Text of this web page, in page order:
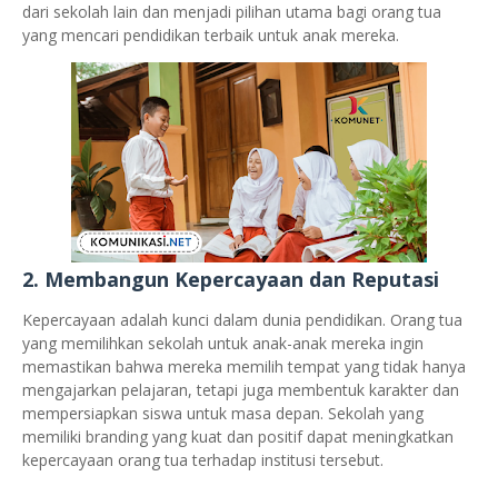
dari sekolah lain dan menjadi pilihan utama bagi orang tua
yang mencari pendidikan terbaik untuk anak mereka.
2. Membangun Kepercayaan dan Reputasi
Kepercayaan adalah kunci dalam dunia pendidikan. Orang tua
yang memilihkan sekolah untuk anak-anak mereka ingin
memastikan bahwa mereka memilih tempat yang tidak hanya
mengajarkan pelajaran, tetapi juga membentuk karakter dan
mempersiapkan siswa untuk masa depan. Sekolah yang
memiliki branding yang kuat dan positif dapat meningkatkan
kepercayaan orang tua terhadap institusi tersebut.